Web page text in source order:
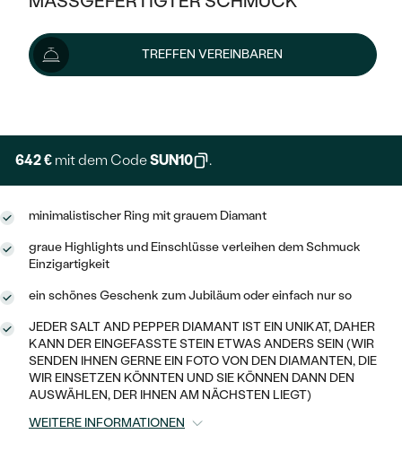
KLASSISCH
MEMOIRE
VINTAGE
GEHÄMMERTE
VON HAND GRAVIERTE
MIT MEHREREN DIAMANTEN
HALO
VINTAGE
AUSSERGEWÖHNLICH
GESTALTE EINEN RING
WÄHLE EINEN RING
DIAMANTEN ZUM EINFASSEN
LAB GROWN DIAMANTEN ZUM
AUSVERKAUF
WENN SCHMUCK HILFT
NACH TYP
RINGE
ANHÄNGER / KETTEN
ARMBÄNDER
SCHMUCKSET
HERRENSCHMUCK
SCHMUCK FÜR KINDER
PLATIN
OHRSTECKER
MINIMALISTISCHE
OHRHÄNGER
SOLITÄR
HERZ
KINDER
GOLD
SILBER
SOLITÄR
ZUR GEBURT EINES KINDES
PERSONALISIERT
MIT STERNZEICHEN
MINIMALISTISCH
MEDAILLON
AUSVERKAUF
GOLD
PLATIN
MEMOIRE
MINIMALISTISCHE
STATEMENT
TREFFEN VEREINBAREN
713 €
Lieferoptionen
642 € mit dem CodeSUN10 .
minimalistischer Ring mit grauem Diamant
graue Highlights und Einschlüsse verleihen dem Schmuck
Einzigartigkeit
ein schönes Geschenk zum Jubiläum oder einfach nur so
JEDER SALT AND PEPPER DIAMANT IST EIN UNIKAT, DAHER
KANN DER EINGEFASSTE STEIN ETWAS ANDERS SEIN (WIR
SENDEN IHNEN GERNE EIN FOTO VON DEN DIAMANTEN, DIE
WIR EINSETZEN KÖNNTEN UND SIE KÖNNEN DANN DEN
AUSWÄHLEN, DER IHNEN AM NÄCHSTEN LIEGT)
WEITERE INFORMATIONEN